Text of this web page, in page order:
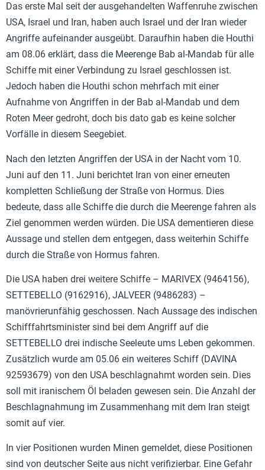
Das erste Mal seit der ausgehandelten Waffenruhe zwischen
USA, Israel und Iran, haben auch Israel und der Iran wieder
Angriffe aufeinander ausgeübt. Daraufhin haben die Houthi
am 08.06 erklärt, dass die Meerenge Bab al-Mandab für alle
Schiffe mit einer Verbindung zu Israel geschlossen ist.
Jedoch haben die Houthi schon mehrfach mit einer
Aufnahme von Angriffen in der Bab al-Mandab und dem
Roten Meer gedroht, doch bis dato gab es keine solcher
Vorfälle in diesem Seegebiet.
Nach den letzten Angriffen der USA in der Nacht vom 10.
Juni auf den 11. Juni berichtet Iran von einer erneuten
kompletten Schließung der Straße von Hormus. Dies
bedeute, dass alle Schiffe die durch die Meerenge fahren als
Ziel genommen werden würden. Die USA dementieren diese
Aussage und stellen dem entgegen, dass weiterhin Schiffe
durch die Straße von Hormus fahren.
Die USA haben drei weitere Schiffe – MARIVEX (9464156),
SETTEBELLO (9162916), JALVEER (9486283) –
manövrierunfähig geschossen. Nach Aussage des indischen
Schifffahrtsminister sind bei dem Angriff auf die
SETTEBELLO drei indische Seeleute ums Leben gekommen.
Zusätzlich wurde am 05.06 ein weiteres Schiff (DAVINA
92593679) von den USA beschlagnahmt worden sein. Dies
soll mit iranischem Öl beladen gewesen sein. Die Anzahl der
Beschlagnahmung im Zusammenhang mit dem Iran steigt
somit auf vier.
In vier Positionen wurden Minen gemeldet, diese Positionen
sind von deutscher Seite aus nicht verifizierbar. Eine Gefahr